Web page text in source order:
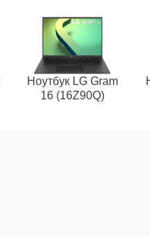
Ноутбук LG Gram
16 (16Z90Q)